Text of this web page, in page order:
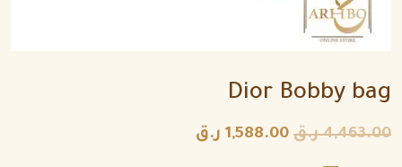
Dior Bobby bag
4,463.00 ر.ق 1,588.00 ر.ق